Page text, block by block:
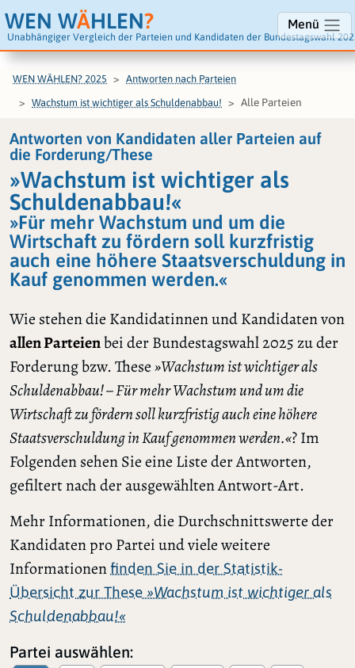
WEN WÄHLEN?
Unabhängiger Vergleich der Parteien und Kandidaten der Bundestagswahl
Menü
WEN WÄHLEN? 2025 Antworten nach Parteien
Wachstum ist wichtiger als Schuldenabbau! Alle Parteien
Antworten von Kandidaten aller Parteien auf
die Forderung/These
»Wachstum ist wichtiger als
Schuldenabbau!«
»Für mehr Wachstum und um die
Wirtschaft zu fördern soll kurzfristig
auch eine höhere Staatsverschuldung in
Kauf genommen werden.«
Wie stehen die Kandidatinnen und Kandidaten von
allen Parteienbei der Bundestagswahl 2025 zu der
Forderung bzw. These»Wachstum ist wichtiger als
Schuldenabbau! – Für mehr Wachstum und um die
Wirtschaft zu fördern soll kurzfristig auch eine höhere
Staatsverschuldung in Kauf genommen werden.«? Im
Folgenden sehen Sie eine Liste der Antworten,
gefiltert nach der ausgewählten Antwort-Art.
Mehr Informationen, die Durchschnittswerte der
Kandidaten pro Partei und viele weitere
Informationenfinden Sie in der Statistik-
Übersicht zur These »Wachstum ist wichtiger als
Schuldenabbau!«
Partei auswählen: